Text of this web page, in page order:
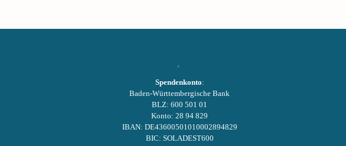
Spendenkonto:
Baden-Württembergische Bank
BLZ: 600 501 01
Konto: 28 94 829
IBAN: DE43600501010002894829
BIC: SOLADEST600